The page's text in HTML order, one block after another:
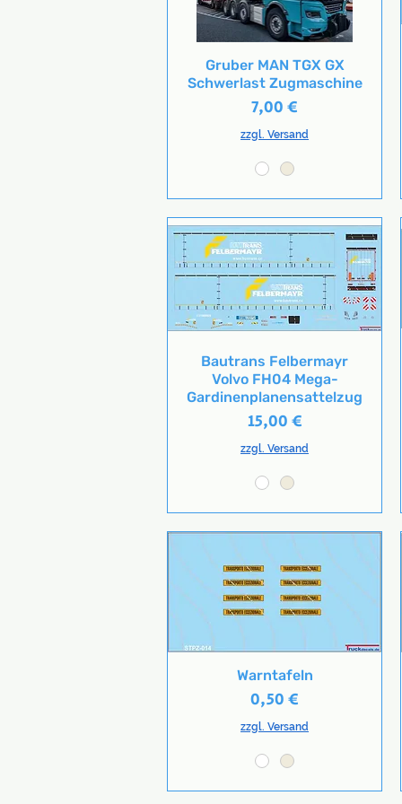
Schnellansicht
Gruber MAN TGX GX
Schwerlast Zugmaschine
Preis
7,00 €
zzgl. Versand
Schnellansicht
Bautrans Felbermayr
Volvo FH04 Mega-
Gardinenplanensattelzug
Preis
15,00 €
zzgl. Versand
Schnellansicht
Warntafeln
Preis
0,50 €
zzgl. Versand